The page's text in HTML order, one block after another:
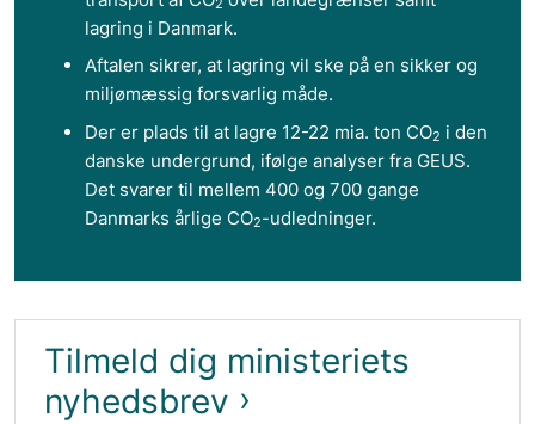
2
lagring i Danmark.
Aftalen sikrer, at lagring vil ske på en sikker og
miljømæssig forsvarlig måde.
Der er plads til at lagre 12-22 mia. ton CO2 i den
danske undergrund, ifølge analyser fra GEUS.
Det svarer til mellem 400 og 700 gange
Danmarks årlige CO2-udledninger.
Tilmeld dig ministeriets
nyhedsbrev